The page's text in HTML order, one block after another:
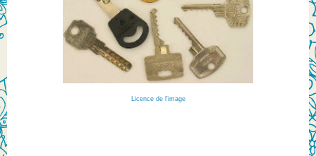
Licence de l'image